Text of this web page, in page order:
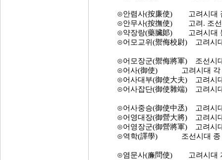
⊙안렴사(按廉使) 고려시대 집
⊙안무사(按撫使) 고려. 조선
⊙약장랑(藥臟郞) 고려시대 동
⊙어모교위(禦侮校尉) 고려시
⊙어모장군(禦侮將軍) 조선시
⊙어사(御使) 고려시대 각 조
⊙어사대부(御使大夫) 고려시
⊙어사잡단(御使雜端) 고려시
⊙어사중승(御使中丞) 고려시
⊙어영대장(御營大將) 고려시
⊙어영장군(御營將軍) 고려시
⊙역학(譯學) 조선시대 종 9
⊙염문사(廉問使) 고려시대 지